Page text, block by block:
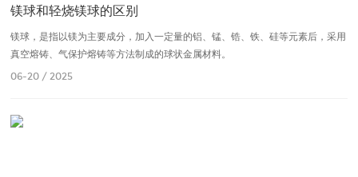
镁球和轻烧镁球的区别
镁球，是指以镁为主要成分，加入一定量的铝、锰、锆、铁、硅等元素后，采用
真空熔铸、气保护熔铸等方法制成的球状金属材料。
06-20 / 2025